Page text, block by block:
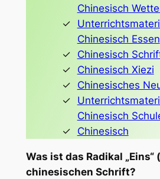
Chinesisch
Chinesisch Essen
Chinesisch
Chinesisch Xiezi
Chinesisches
Chinesisch
Chinesisch
Was ist das Radikal „Eins“
chinesischen Schrift?